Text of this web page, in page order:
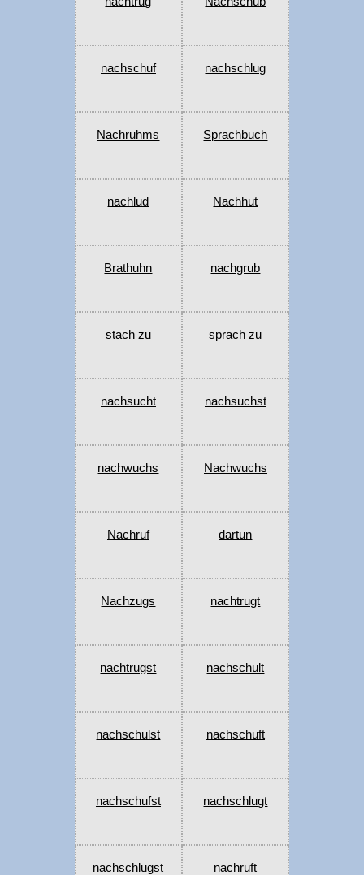
nachschuf nachschlug
Nachruhms Sprachbuch
nachlud Nachhut
Brathuhn nachgrub
stach zu sprach zu
nachsucht nachsuchst
nachwuchs Nachwuchs
Nachruf dartun
Nachzugs nachtrugt
nachtrugst nachschult
nachschulst nachschuft
nachschufst nachschlugt
nachschlugst nachruft